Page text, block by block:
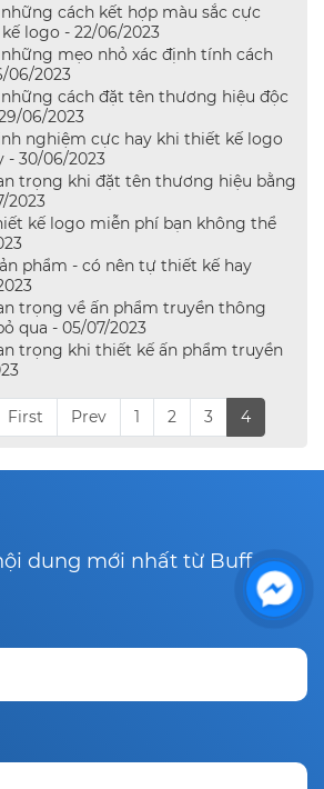
cách kết hợp màu sắc cực
logo - 22/06/2023
mẹo nhỏ xác định tính cách
06/2023
cách đặt tên thương hiệu độc
06/2023
nghiệm cực hay khi thiết kế logo
- 30/06/2023
trọng khi đặt tên thương hiệu bằng
2023
kế logo miễn phí bạn không thể
phẩm - có nên tự thiết kế hay
trọng về ấn phẩm truyền thông
qua - 05/07/2023
trọng khi thiết kế ấn phẩm truyền
First Prev 1 2 3 4
dung mới nhất từ Buff